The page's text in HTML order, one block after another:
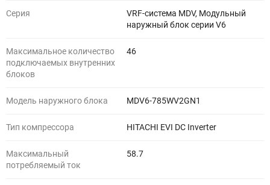
Серия
VRF-система MDV, Модульный
наружный блок серии V6
Максимальное количество
подключаемых внутренних
блоков
46
Модель наружного блока MDV6-785WV2GN1
Тип компрессора HITACHI EVI DC Inverter
Максимальный
потребляемый ток
58.7